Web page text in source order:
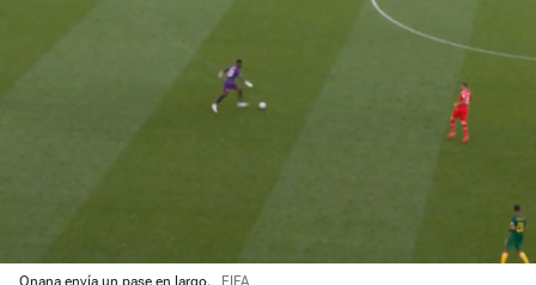
Onana envía un pase en largo. FIFA